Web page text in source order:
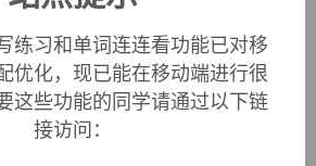
，来自古英语pawa,孔雀，来自拉丁语
自拟声词，模仿孔雀的叫声。后为区
练习和单词连连看功能已对移
优化，现已能在移动端进行很
这些功能的同学请通过以下链
接访问：